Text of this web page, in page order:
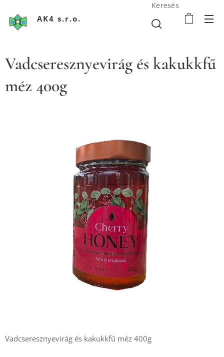
AK4 s.r.o.
Keresés
Vadcseresznyevirág és kakukkfű
méz 400g
Vadcseresznyevirág és kakukkfű méz 400g